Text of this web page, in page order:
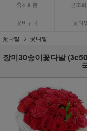
축하화환 근조
꽃바구니 꽃다
꽃다발 꽃다발
장미30송이꽃다발